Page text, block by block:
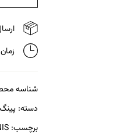
زمان
شناسه
دسته:
برچسب: